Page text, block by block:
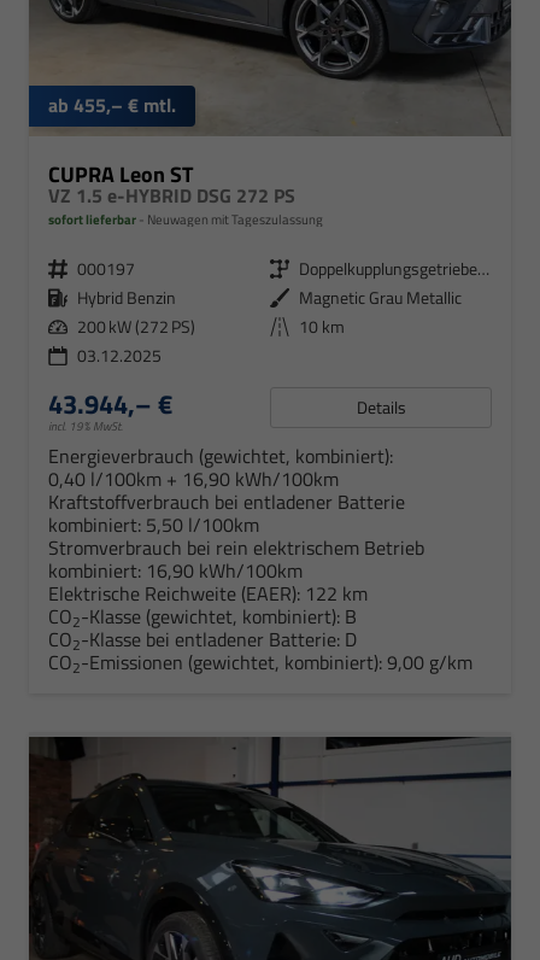
ab 455,– € mtl.
CUPRA Leon ST
VZ 1.5 e-HYBRID DSG 272 PS
sofort lieferbar Neuwagen mit Tageszulassung
000197
Doppelkupplungsgetriebe (DSG)
Hybrid Benzin
Magnetic Grau Metallic
200 kW (272 PS)
10 km
03.12.2025
43.944,– €
incl. 19% MwSt.
Details
Energieverbrauch (gewichtet, kombiniert):
0,40 l/100km + 16,90 kWh/100km
Kraftstoffverbrauch bei entladener Batterie
kombiniert: 5,50 l/100km
Stromverbrauch bei rein elektrischem Betrieb
kombiniert: 16,90 kWh/100km
Elektrische Reichweite (EAER): 122 km
CO2-Klasse (gewichtet, kombiniert): B
CO2-Klasse bei entladener Batterie: D
CO2-Emissionen (gewichtet, kombiniert):9,00 g/km